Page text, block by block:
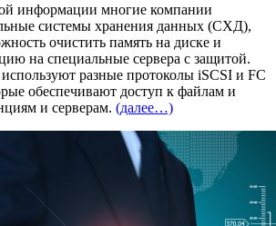
информации многие компании
системы хранения данных (СХД),
очистить память на диске и
на специальные сервера с защитой.
разные протоколы iSCSI и FC
обеспечивают доступ к файлам и
и серверам. (далее…)